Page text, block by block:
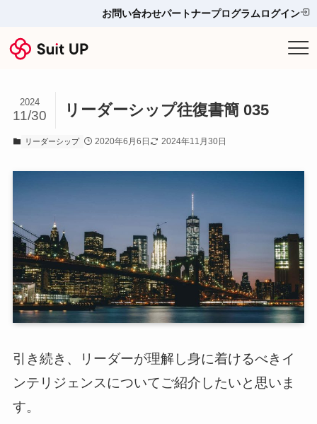
プランと料金
他ツールとの比較＆選び方
お役立ち情報
お問い合わせ
お問い合わせパートナープログラムログイン
リーダーシップ往復書簡 035
2024
11/30
リーダーシップ 2020年6月6日 2024年11月30日
引き続き、リーダーが理解し身に着けるべきイ
ンテリジェンスについてご紹介したいと思いま
す。